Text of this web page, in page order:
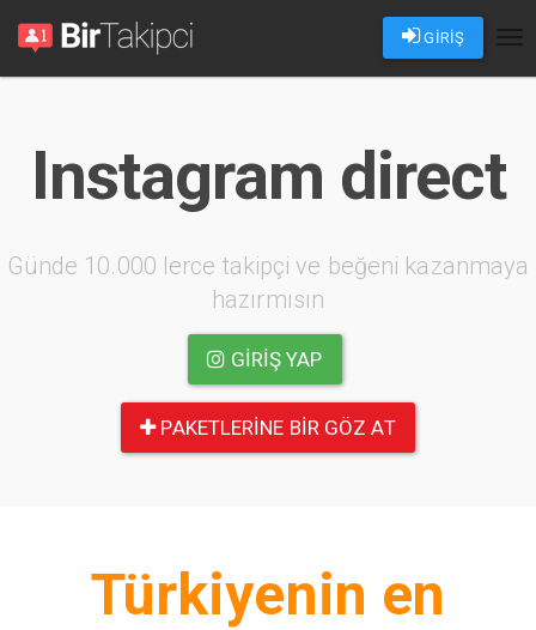
GİRİŞ
Instagram direct
Günde 10.000 lerce takipçi ve beğeni kazanmaya
hazırmısın
GIRIŞ YAP
PAKETLERINE BIR GÖZ AT
Türkiyenin en